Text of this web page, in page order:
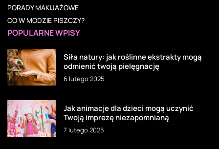
PORADY MAKIJAŻOWE
CO W MODZIE PISZCZY?
POPULARNE WPISY
Siła natury: jak roślinne ekstrakty mogą
odmienić twoją pielęgnację
6 lutego 2025
Jak animacje dla dzieci mogą uczynić
Twoją imprezę niezapomnianą
7 lutego 2025